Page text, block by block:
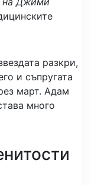
разкри,
и съпругата
март. Адам
много